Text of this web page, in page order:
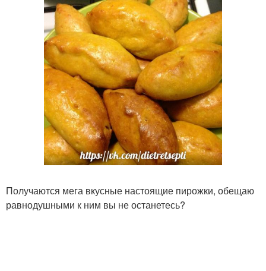
Получаются мега вкусные настоящие пирожки, обещаю
равнодушными к ним вы не останетесь?